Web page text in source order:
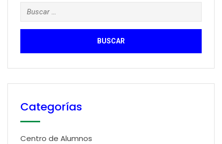
Buscar:
Categorías
Centro de Alumnos